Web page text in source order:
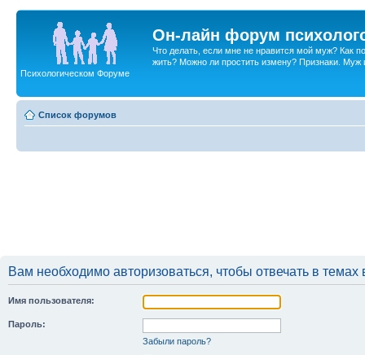
Он-лайн форум
Что делать, если мне не нравится мой муж? Как
жить? Можно ли простить измену? Признаки. Муж
Психологическом Форуме
Список форумов
Вам необходимо авторизоваться, чтобы отвечать в
Имя пользователя:
Пароль:
Забыли пароль?